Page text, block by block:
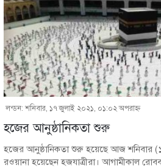
লন্ডন: শনিবার, ১৭ জুলাই ২০২১, ০১:০২ অপরাহ্ণ
হজের আনুষ্ঠানিকতা শুরু
হজের আনুষ্ঠানিকতা শুরু হয়েছে আজ শনিবার
রওয়ানা হয়েছেন হজযাত্রীরা। আগামীকাল